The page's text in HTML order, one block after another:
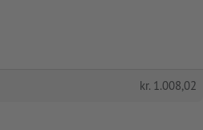
kr. 1.008,02